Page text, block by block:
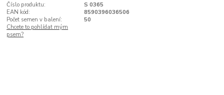
Číslo produktu:
S 0365
EAN kód:
8590396036506
Počet semen v balení:
50
Chcete to pohlídat mým
psem?